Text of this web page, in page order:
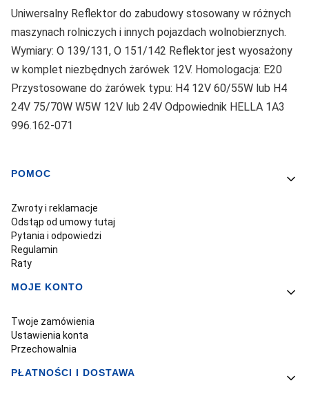
Uniwersalny Reflektor do zabudowy stosowany w różnych
maszynach rolniczych i innych pojazdach wolnobierznych.
Wymiary: O 139/131, O 151/142 Reflektor jest wyosażony
w komplet niezbędnych żarówek 12V. Homologacja: E20
Przystosowane do żarówek typu: H4 12V 60/55W lub H4
24V 75/70W W5W 12V lub 24V Odpowiednik HELLA 1A3
996.162-071
Linki w stopce
POMOC
Zwroty i reklamacje
Odstąp od umowy tutaj
Pytania i odpowiedzi
Regulamin
Raty
MOJE KONTO
Twoje zamówienia
Ustawienia konta
Przechowalnia
PŁATNOŚCI I DOSTAWA